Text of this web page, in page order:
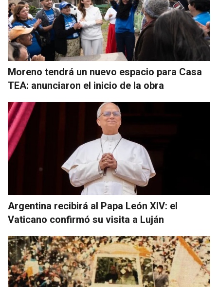
Moreno tendrá un nuevo espacio para Casa
TEA: anunciaron el inicio de la obra
Argentina recibirá al Papa León XIV: el
Vaticano confirmó su visita a Luján